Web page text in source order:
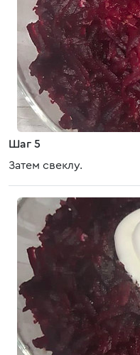
Шаг 5
Затем свеклу.